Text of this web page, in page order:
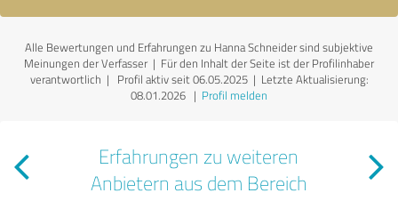
Alle Bewertungen und Erfahrungen zu Hanna Schneider sind subjektive
Meinungen der Verfasser | Für den Inhalt der Seite ist der Profilinhaber
verantwortlich | Profil aktiv seit 06.05.2025 | Letzte Aktualisierung:
08.01.2026 | Profil melden
Erfahrungen zu weiteren
Anbietern aus dem Bereich